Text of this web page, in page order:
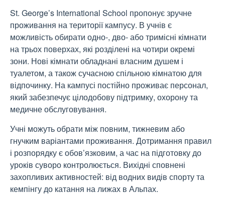
St. George’s International School пропонує зручне
проживання на території кампусу. В учнів є
можливість обирати одно-, дво- або тримісні кімнати
на трьох поверхах, які розділені на чотири окремі
зони. Нові кімнати обладнані власним душем і
туалетом, а також сучасною спільною кімнатою для
відпочинку. На кампусі постійно проживає персонал,
який забезпечує цілодобову підтримку, охорону та
медичне обслуговування.
Учні можуть обрати між повним, тижневим або
гнучким варіантами проживання. Дотримання правил
і розпорядку є обов’язковим, а час на підготовку до
уроків суворо контролюється. Вихідні сповнені
захопливих активностей: від водних видів спорту та
кемпінгу до катання на лижах в Альпах.